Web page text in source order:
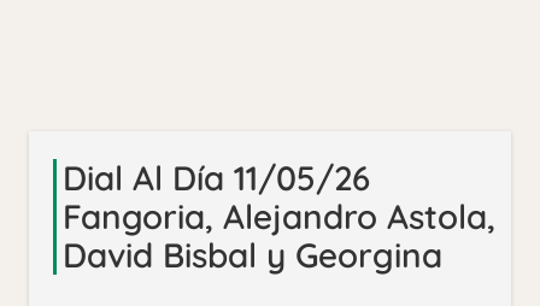
Dial Al Día 11/05/26
Fangoria, Alejandro Astola,
David Bisbal y Georgina